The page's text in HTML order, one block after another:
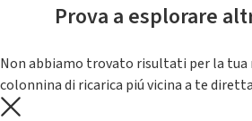
Prova a esplorare
Non abbiamo trovato risultati per la tua
colonnina di ricarica piú vicina a te